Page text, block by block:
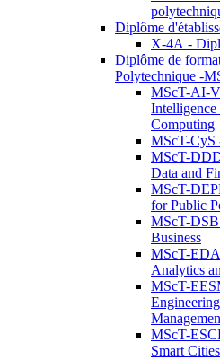
Diplôme
X-4A -
Diplôme de
Polytechnique -
MScT-AI-
Intelligence
Computing
MScT-CyS
MScT-
Data and
MScT-
for Public
MScT-
Business
MScT-
Analytics
MScT-
MScT-
Smart